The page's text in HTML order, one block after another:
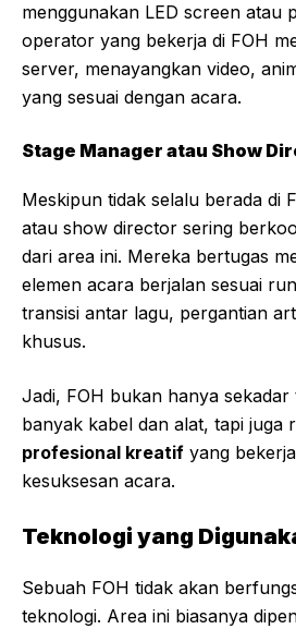
menggunakan LED screen atau
operator yang bekerja di FOH
server, menayangkan video,
yang sesuai dengan acara.
Stage Manager atau Show
Meskipun tidak selalu berada di
atau show director sering
dari area ini. Mereka bertugas
elemen acara berjalan sesuai
transisi antar lagu, pergantian
khusus.
Jadi, FOH bukan hanya sekadar
banyak kabel dan alat, tapi juga
profesional kreatif yang
kesuksesan acara.
Teknologi yang
Sebuah FOH tidak akan
teknologi. Area ini biasanya